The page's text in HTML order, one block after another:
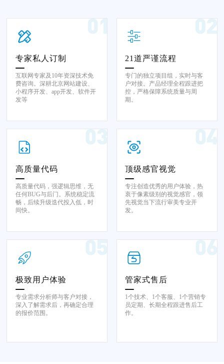
专家私人订制
互联网专家及10年资深技术免
费咨询。深耕北京网站建设、
小程序开发、app开发、软件开
发等
21道严谨流程
专门的独立项目组，实时与客
户对接。产品经理全程跟进把
控，严格保障系统质量与周
期。
高质量代码
高质量代码，强逻辑思维，无
任何BUG与后门。系统稳定流
畅，后续升级迭代投入低，时
间快。
顶级感官视觉
专注创造优秀的用户体验，热
衷于像素级别的视觉感官，领
先视觉当下流行审美专业开
发。
极致用户体验
专业需求分析师与客户对接，
深入了解需求后，再确定合理
的报价范围。
管家式售后
1个技术、1个客服、1个营销专
员定期、长期全程跟进售后工
作。